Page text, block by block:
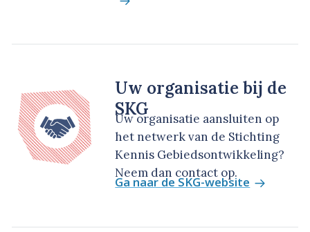
Uw organisatie bij de
SKG
Uw organisatie aansluiten op
het netwerk van de Stichting
Kennis Gebiedsontwikkeling?
Neem dan contact op.
Ga naar de SKG-website